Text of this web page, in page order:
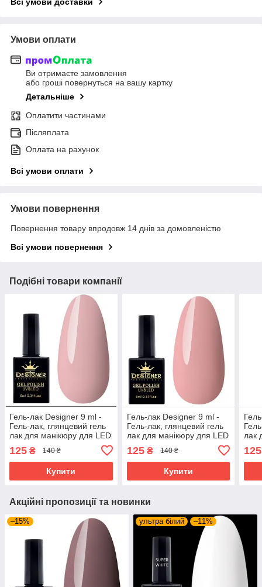
Умови оплати
Ви отримаєте замовлення
або гроші повернуться на вашу картку
Детальніше
Оплатити частинами
Післяплата
Оплата на рахунок
Всі умови оплати
Умови повернення
Повернення товару впродовж 14 днів за домовленістю
Всі умови повернення
Подібні товари компанії
Гель-лак Designer 9 ml -
Гель-лак, глянцевий гель
лак для манікюру для LED
125 ₴ 140 ₴
Купити
Гель-лак Designer 9 ml -
Гель-лак, глянцевий гель
лак для манікюру для LED
125₴ 140 ₴
Купити
лак
125
Акційні пропозиції та новинки
–15% ультра білий –11%